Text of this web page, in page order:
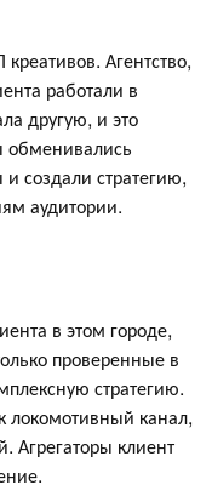
Агентство,
работали в
другую, и это
обменивались
создали стратегию,
аудитории.
в этом городе,
проверенные в
стратегию.
локомотивный канал,
Агрегаторы клиент